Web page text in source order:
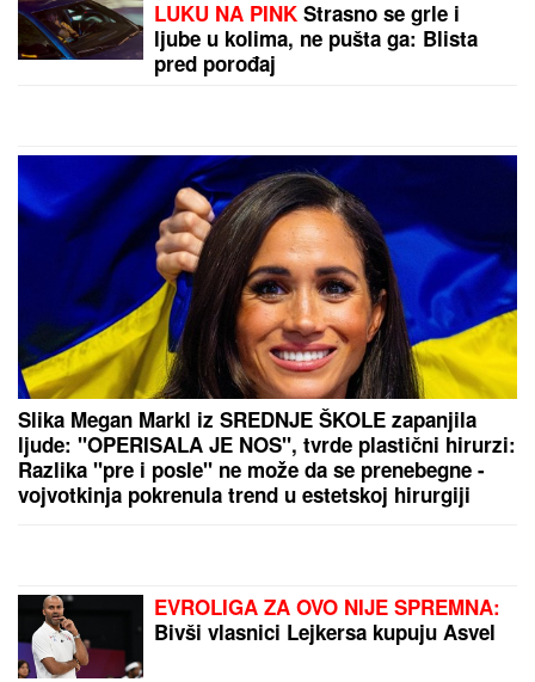
MITROVIĆI U PUNOM SASTAVU:Milica pokazala
kakav odnos ima sa Željkovom UNUKOM EMOM -
mnogi ovo nisu očekivali! (FOTO)
PREPORUKA ZA VAS
JELENA RADANOVIĆ DOBIJA MONSTRUOZNE
PORUKENakon pretnji Ane Nikolić proživljava
horor, sve objavila: "Patetični ste"
MISTERIJA "AKTIVNOG UMIRANJA"
Ovim redosledom se GUBE ČULA I